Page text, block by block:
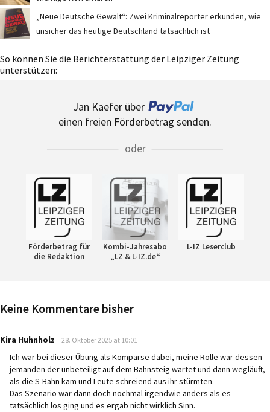
„Neue Deutsche Gewalt“: Zwei Kriminalreporter erkunden, wie
unsicher das heutige Deutschland tatsächlich ist
So können Sie die Berichterstattung der Leipziger Zeitung
unterstützen:
Jan Kaefer über
einen freien Förderbetrag senden.
oder
Förderbetrag für
die Redaktion
Kombi-Jahresabo
„LZ & L-IZ.de“
L-IZ Leserclub
Keine Kommentare bisher
Kira Huhnholz says:
28. Oktober 2025 at 10:01
Ich war bei dieser Übung als Komparse dabei, meine Rolle war dessen
jemanden der unbeteiligt auf dem Bahnsteig wartet und dann wegläuft,
als die S-Bahn kam und Leute schreiend aus ihr stürmten.
Das Szenario war dann doch nochmal irgendwie anders als es
tatsächlich los ging und es ergab nicht wirklich Sinn.